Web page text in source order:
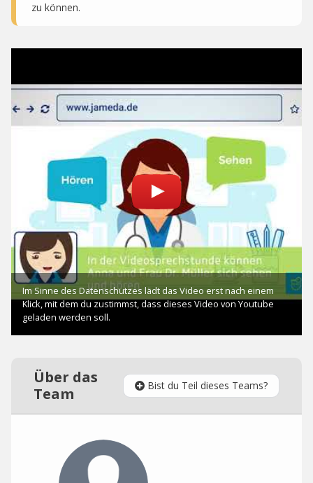
zu können.
Über das
Team
Bist du Teil dieses Teams?